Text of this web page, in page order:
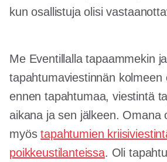
kun osallistuja olisi
Me Eventillalla tapaammekin
tapahtumaviestinnän kolmeen
ennen tapahtumaa, viestintä
aikana ja sen jälkeen. Omana
myöstapahtumien
poikkeustilanteissa. Oli